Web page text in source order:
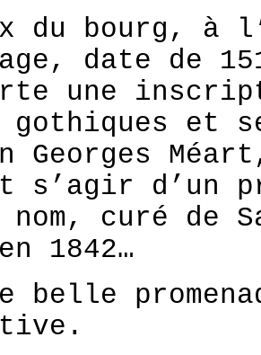
du bourg, à
date de
une
et
Georges
s’agir d’un
nom, curé de
1842…
belle